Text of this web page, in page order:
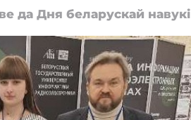
да Дня беларускай навукі